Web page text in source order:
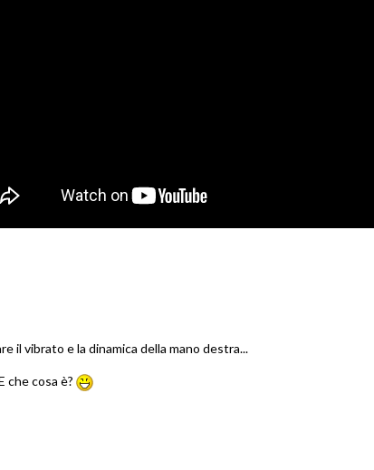
il vibrato e la dinamica della mano destra...
che cosa è?